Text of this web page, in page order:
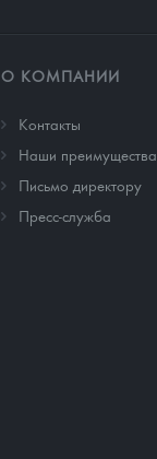
О КОМПАНИИ
Контакты
Наши преимущества
Письмо директору
Пресс-служба